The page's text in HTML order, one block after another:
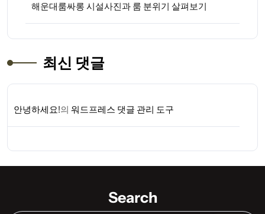
해운대룸싸롱 시설사진과 룸 분위기 살펴보기
최신 댓글
안녕하세요!의 워드프레스 댓글 관리 도구
Search